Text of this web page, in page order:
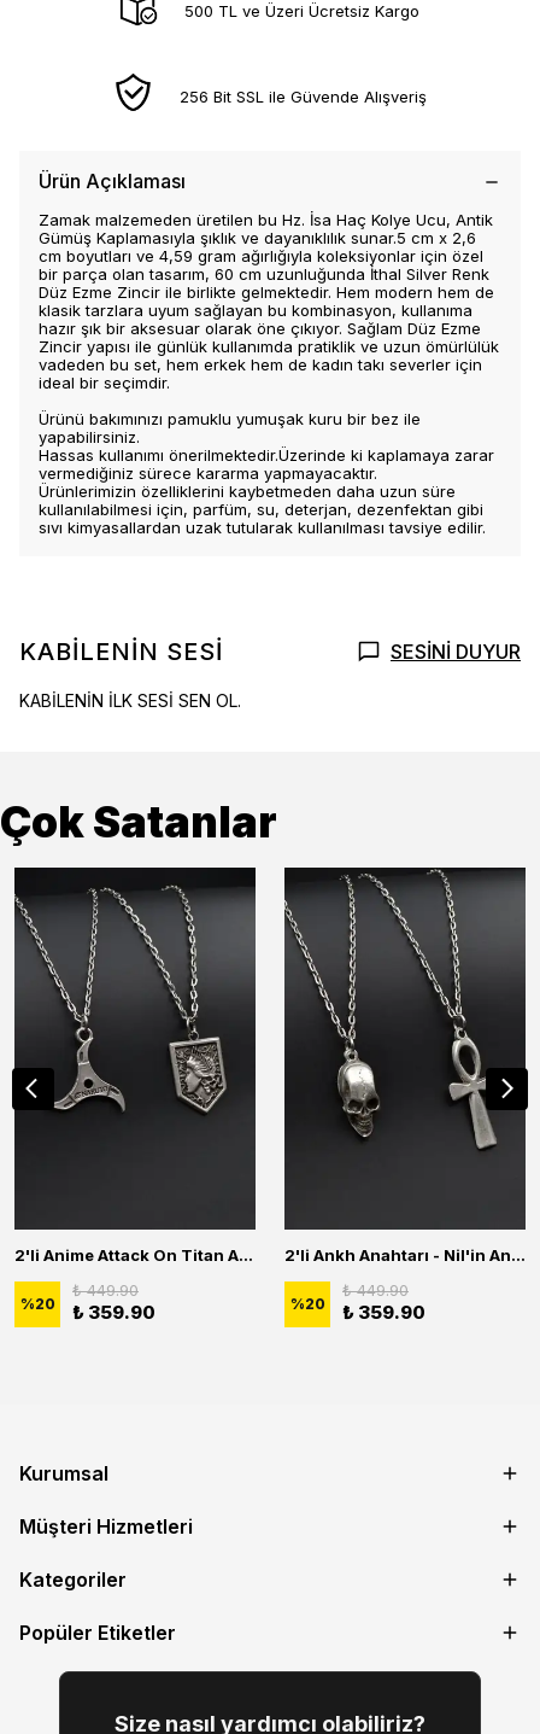
500 TL ve Üzeri Ücretsiz Kargo
256 Bit SSL ile Güvende Alışveriş
Ürün Açıklaması
Zamak malzemeden üretilen bu Hz. İsa Haç Kolye Ucu, Antik
Gümüş Kaplamasıyla şıklık ve dayanıklılık sunar.5 cm x 2,6
cm boyutları ve 4,59 gram ağırlığıyla koleksiyonlar için özel
bir parça olan tasarım, 60 cm uzunluğunda İthal Silver Renk
Düz Ezme Zincir ile birlikte gelmektedir. Hem modern hem de
klasik tarzlara uyum sağlayan bu kombinasyon, kullanıma
hazır şık bir aksesuar olarak öne çıkıyor. Sağlam Düz Ezme
Zincir yapısı ile günlük kullanımda pratiklik ve uzun ömürlülük
vadeden bu set, hem erkek hem de kadın takı severler için
ideal bir seçimdir.
Ürünü bakımınızı pamuklu yumuşak kuru bir bez ile
yapabilirsiniz.
Hassas kullanımı önerilmektedir.Üzerinde ki kaplamaya zarar
vermediğiniz sürece kararma yapmayacaktır.
Ürünlerimizin özelliklerini kaybetmeden daha uzun süre
kullanılabilmesi için, parfüm, su, deterjan, dezenfektan gibi
sıvı kimyasallardan uzak tutularak kullanılması tavsiye edilir.
KABİLENİN SESİ SESİNİ DUYUR
KABİLENİN İLK SESİ SEN OL.
Çok Satanlar
2'li Anime Attack On Titan Acrylic Maria Anime Naruto Erkek Kadın Kolye Seti
%20
₺ 449.90
₺ 359.90
2'li Ankh Anahtarı - Nil'in Anahtarı - Kuru Kafa Erkek Kadın Kolye Seti
%20
₺ 449.90
₺ 359.90
Kurumsal
Müşteri Hizmetleri
Kategoriler
Popüler Etiketler
Size nasıl yardımcı olabiliriz?